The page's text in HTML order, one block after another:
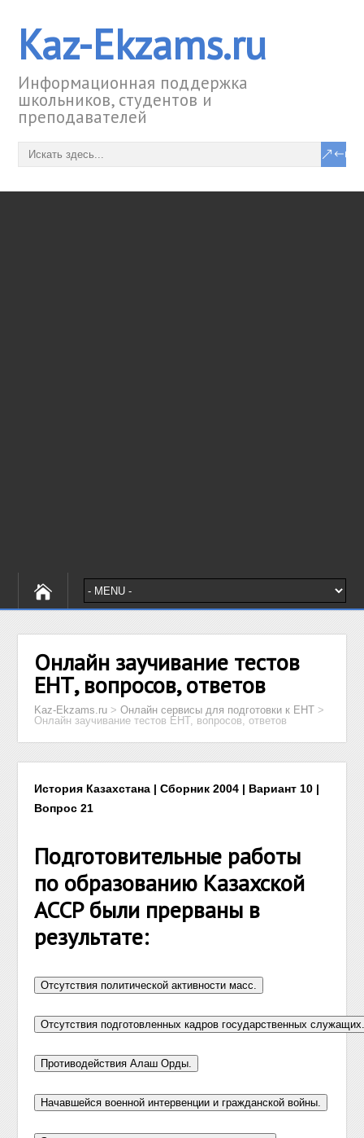
Kaz-Ekzams.ru
Информационная поддержка
школьников, студентов и
преподавателей
Онлайн заучивание тестов
ЕНТ, вопросов, ответов
Kaz-Ekzams.ru >Онлайн сервисы для подготовки к ЕНТ >
Онлайн заучивание тестов ЕНТ, вопросов, ответов
История Казахстана | Сборник 2004 | Вариант 10 |
Вопрос 21
Подготовительные работы
по образованию Казахской
АССР были прерваны в
результате: